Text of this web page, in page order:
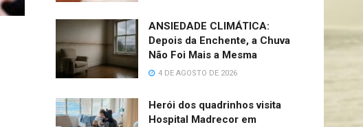
ANSIEDADE CLIMÁTICA:
Depois da Enchente, a Chuva
Não Foi Mais a Mesma
4 DE AGOSTO DE 2026
Herói dos quadrinhos visita
Hospital Madrecor em